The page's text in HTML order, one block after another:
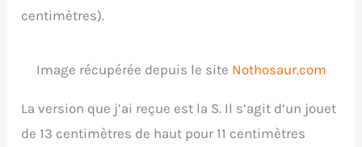
centimètres).
Image récupérée depuis le site Nothosaur.com
La version que j’ai reçue est la S. Il s’agit d’un jouet
de 13 centimètres de haut pour 11 centimètres